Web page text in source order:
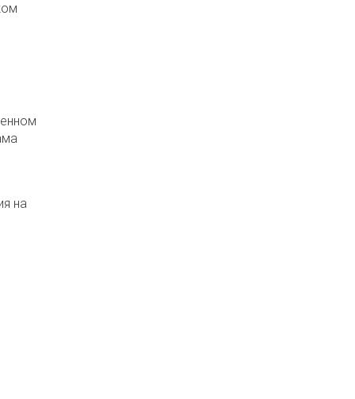
на